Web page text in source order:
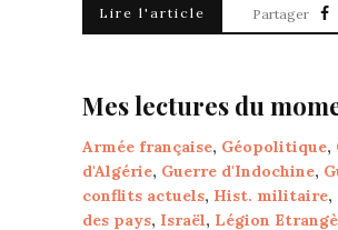
Lire l'article Partager
Mes lectures du
Armée française, Géopolitique,
d'Algérie, Guerre d'Indochine,
conflits actuels, Hist. militaire,
des pays, Israël, Légion